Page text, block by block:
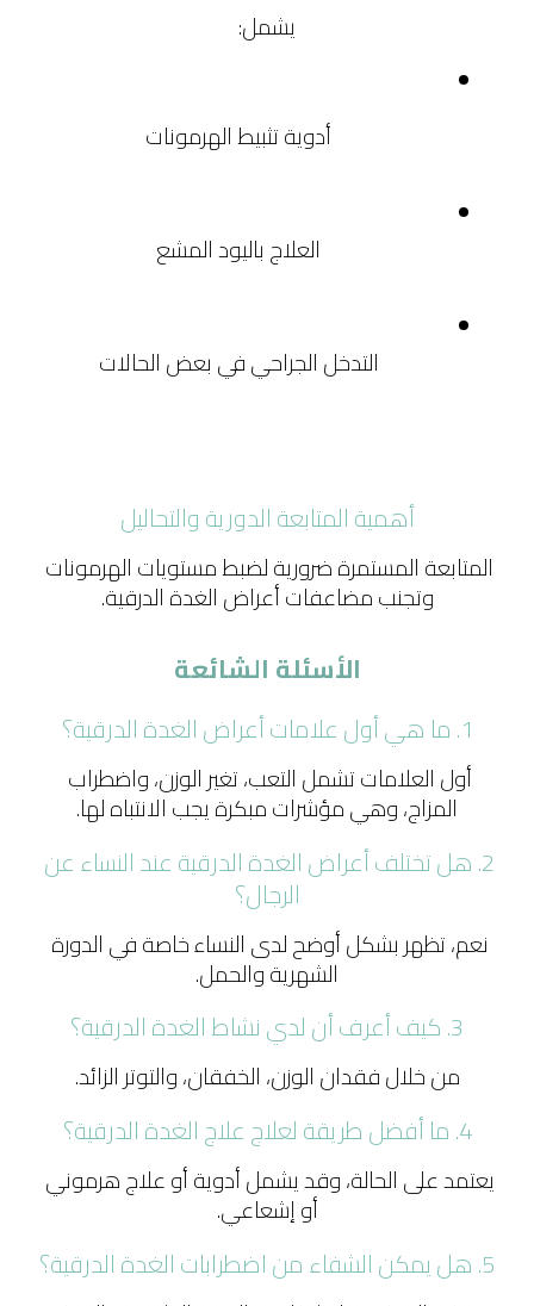
يشمل:
أدوية تثبيط الهرمونات
العلاج باليود المشع
التدخل الجراحي في بعض الحالات
أهمية المتابعة الدورية والتحاليل
وتجنب مضاعفات أعراض الغدة الدرقية.
الأسئلة الشائعة
1. ما هي أول علامات أعراض الغدة الدرقية؟
المزاج، وهي مؤشرات مبكرة يجب الانتباه لها.
الرجال؟
الشهرية والحمل.
3. كيف أعرف أن لدي نشاط الغدة الدرقية؟
من خلال فقدان الوزن، الخفقان، والتوتر الزائد.
4. ما أفضل طريقة لعلاج علاج الغدة الدرقية؟
أو إشعاعي.
5. هل يمكن الشفاء من اضطرابات الغدة الدرقية؟